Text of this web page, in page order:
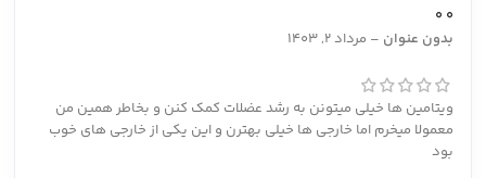
0
0
بدون عنوان – مرداد 2, 1403
ویتامین ها خیلی میتونن به رشد عضلات کمک کنن و بخاطر همین من
معمولا میخرم اما خارجی ها خیلی بهترن و این یکی از خارجی های خوب
بود